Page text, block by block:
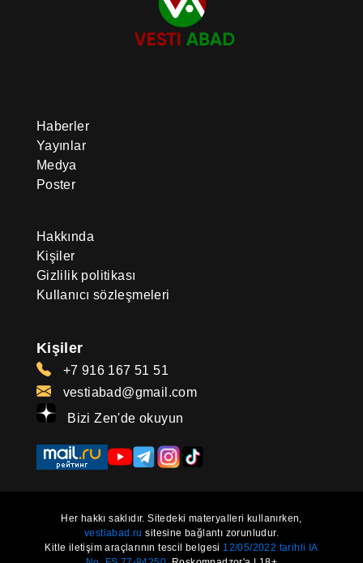
Haberler
Yayınlar
Medya
Poster
Hakkında
Kişiler
Gizlilik politikası
Kullanıcı sözleşmeleri
Kişiler
+7 916 167 51 51
vestiabad@gmail.com
Bizi Zen'de okuyun
Her hakkı saklıdır. Sitedeki materyalleri kullanırken,
vestiabad.ru sitesine bağlantı zorunludur.
Kitle iletişim araçlarının tescil belgesi 12/05/2022 tarihli IA